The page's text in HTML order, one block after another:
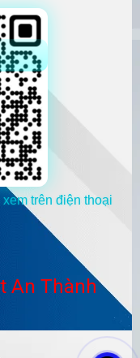
trên điện thoại
An Thành